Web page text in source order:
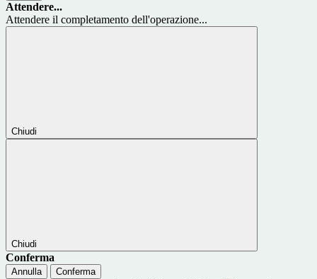
Attendere...
Attendere il completamento dell'operazione...
Chiudi
Chiudi
Conferma
Annulla Conferma